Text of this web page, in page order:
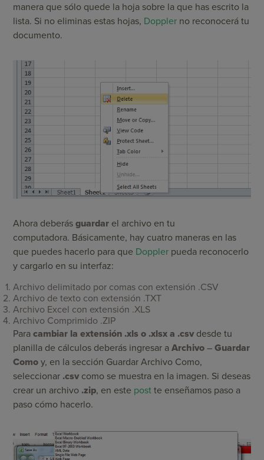
manera que sólo quede la hoja sobre la que has escrito la
lista. Si no eliminas estas hojas, Doppler no reconocerá tu
documento.
Ahora deberásguardar el archivo en tu
computadora. Básicamente, hay cuatro maneras en las
que puedes hacerlo para que Doppler pueda reconocerlo
y cargarlo en su interfaz:
Archivo delimitado por comas con extensión .CSV
Archivo de texto con extensión .TXT
Archivo Excel con extensión .XLS
Archivo Comprimido .ZIP
Paracambiar la extensión .xls o .xlsx a .csvdesde tu
planilla de cálculos deberás ingresar aArchivo –Guardar
Como y, en la sección Guardar Archivo Como,
seleccionar .csvcomo se muestra en la imagen. Si deseas
crear un archivo .zip, en este post te enseñamos paso a
paso cómo hacerlo.